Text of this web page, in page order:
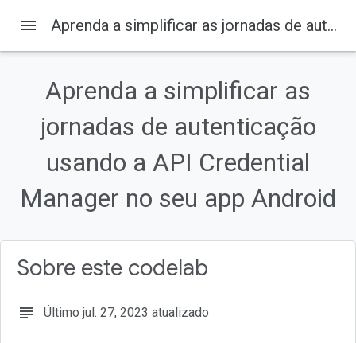
Nesta página
1. Antes de começar
Pré-requisitos
Conteúdo
O que você vai precisar
2. Começar a configuração
menu Aprenda a simplificar as jornadas de autenticação usando a API Credential Manager no seu app Android
Aprenda a simplificar as
jornadas de autenticação
usando a API Credential
Manager no seu app Android
Sobre este codelab
subject Último jul. 27, 2023 atualizado